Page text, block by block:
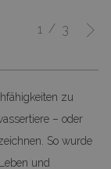
1 / 3
zu
– oder
So wurde
und